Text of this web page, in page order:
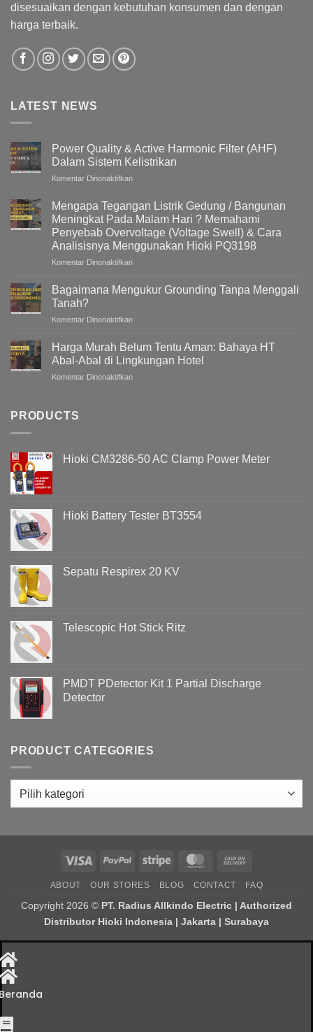
disesuaikan dengan kebutuhan konsumen dan dengan
harga terbaik.
LATEST NEWS
Power Quality & Active Harmonic Filter (AHF)
Dalam Sistem Kelistrikan
Komentar Dinonaktifkanpada
Quality
&
Active
Harmonic
Filter
(AHF)
Sistem
Kelistrikan
Mengapa Tegangan Listrik Gedung / Bangunan
Meningkat Pada Malam Hari ? Memahami
Penyebab Overvoltage (Voltage Swell) & Cara
Analisisnya Menggunakan Hioki PQ3198
Komentar Dinonaktifkanpada
Tegangan
Listrik
/
Meningkat
Pada
Malam
Hari
&
Hioki
Bagaimana Mengukur Grounding Tanpa Menggali
Tanah?
Komentar Dinonaktifkanpada
Mengukur
Grounding
Tanpa
Menggali
Harga Murah Belum Tentu Aman: Bahaya HT
Abal-Abal di Lingkungan Hotel
Komentar Dinonaktifkanpada
HT
Hotel
PRODUCTS
Hioki CM3286-50 AC Clamp Power Meter
Hioki Battery Tester BT3554
Sepatu Respirex 20 KV
Telescopic Hot Stick Ritz
PMDT PDetector Kit 1 Partial Discharge
Detector
PRODUCT CATEGORIES
Visa PayPal Stripe MasterCard
Delivery
ABOUT OUR STORES BLOG CONTACT FAQ
Copyright 2026 © PT. Radius Allkindo Electric | Authorized
Distributor Hioki Indonesia | Jakarta | Surabaya